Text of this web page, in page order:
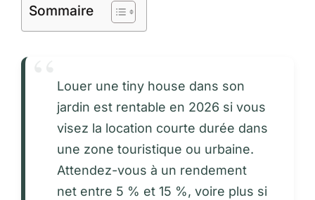
Sommaire
Louer une tiny house dans son
jardin est rentable en 2026 si vous
visez la location courte durée dans
une zone touristique ou urbaine.
Attendez-vous à un rendement
net entre 5 % et 15 %, voire plus si